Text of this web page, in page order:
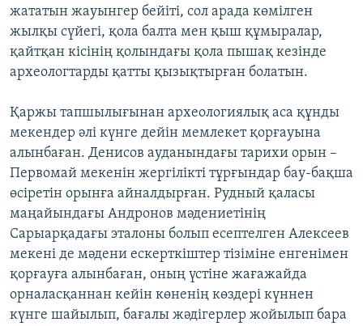
жататын жауынгер бейіті, сол арада көмілген
жылқы сүйегі, қола балта мен қыш құмыралар,
қайтқан кісінің қолындағы қола пышақ кезінде
археологтарды қатты қызықтырған болатын.
Қаржы тапшылығынан археологиялық аса құнды
мекендер әлі күнге дейін мемлекет қорғауына
алынбаған. Денисов ауданындағы тарихи орын –
Первомай мекенін жергілікті тұрғындар бау-бақша
өсіретін орынға айналдырған. Рудный қаласы
маңайындағы Андронов мәдениетінің
Сарыарқадағы эталоны болып есептелген Алексеев
мекені де мәдени ескерткіштер тізіміне енгенімен
қорғауға алынбаған, оның үстіне жағажайда
орналасқаннан кейін көненің көздері күннен
күнге шайылып, бағалы жәдігерлер жойылып бара